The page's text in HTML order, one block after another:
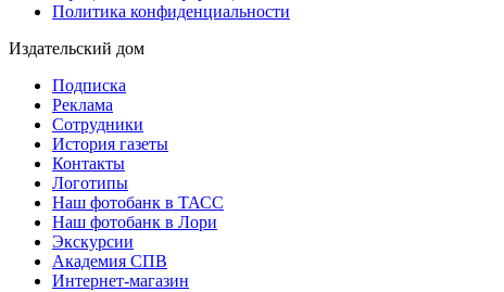
Политика конфиденциальности
Издательский дом
Подписка
Реклама
Сотрудники
История газеты
Контакты
Логотипы
Наш фотобанк в ТАСС
Наш фотобанк в Лори
Экскурсии
Академия СПВ
Интернет-магазин